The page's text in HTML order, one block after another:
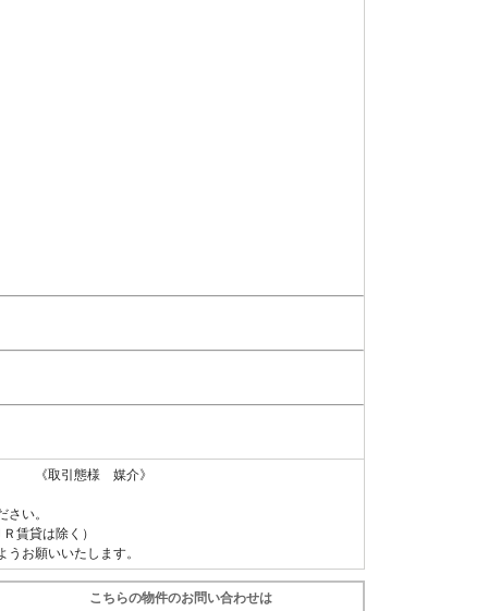
取引態様 媒介》
い。
賃貸は除く）
お願いいたします。
こちらの物件のお問い合わせは